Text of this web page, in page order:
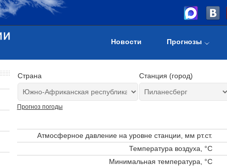
Новости Прогнозы
Страна Станция (город)
Прогноз погоды
Атмосферное давление на уровне станции, мм рт.ст.
Температура воздуха, °C
Минимальная температура, °C